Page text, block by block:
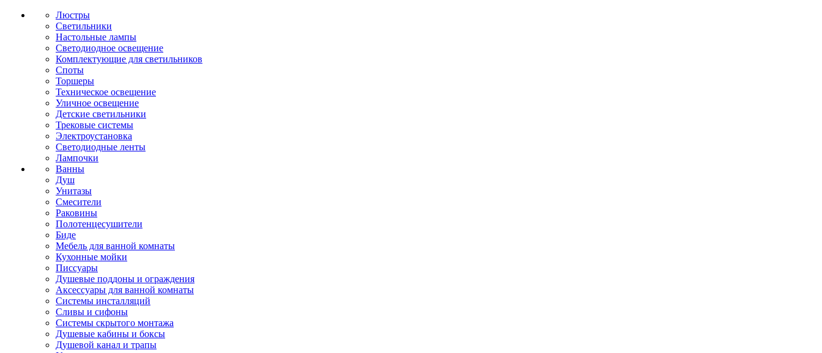
Люстры
Светильники
Настольные лампы
Светодиодное освещение
Комплектующие для светильников
Споты
Торшеры
Техническое освещение
Уличное освещение
Детские светильники
Трековые системы
Электроустановка
Светодиодные ленты
Лампочки
Ванны
Душ
Унитазы
Смесители
Раковины
Полотенцесушители
Биде
Мебель для ванной комнаты
Кухонные мойки
Писсуары
Душевые поддоны и ограждения
Аксессуары для ванной комнаты
Системы инсталляций
Сливы и сифоны
Системы скрытого монтажа
Душевые кабины и боксы
Душевой канал и трапы